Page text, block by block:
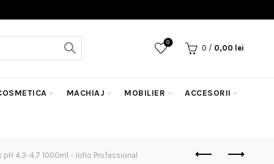
0
0 / 0,00 lei
MACHIAJ MOBILIER ACCESORII
4.3-4.7 1000ml – Ioho Professional